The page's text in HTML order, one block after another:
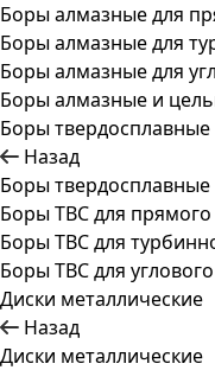
Боры алмазные для
Боры алмазные для
Боры алмазные для
Боры алмазные и
Боры твердосплавные
Назад
Боры твердосплавные
Боры ТВС для
Боры ТВС для
Боры ТВС для
Диски металлические
Назад
Диски металлические